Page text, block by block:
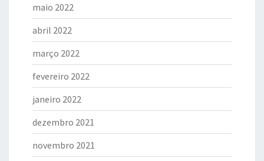
maio 2022
abril 2022
março 2022
fevereiro 2022
janeiro 2022
dezembro 2021
novembro 2021